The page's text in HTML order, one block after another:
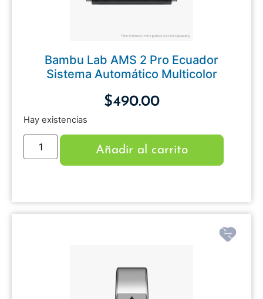
Bambu Lab AMS 2 Pro Ecuador
Sistema Automático Multicolor
$490.00
Hay existencias
Añadir al carrito